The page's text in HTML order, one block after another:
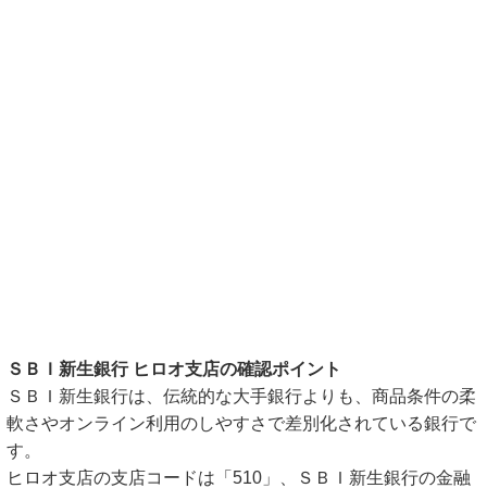
ＳＢＩ新生銀行 ヒロオ支店の確認ポイント
ＳＢＩ新生銀行は、伝統的な大手銀行よりも、商品条件の柔
軟さやオンライン利用のしやすさで差別化されている銀行で
す。
ヒロオ支店の支店コードは「510」、ＳＢＩ新生銀行の金融